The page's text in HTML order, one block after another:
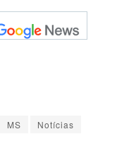
MS Notícias